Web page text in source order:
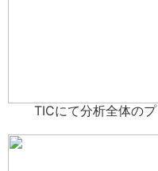
TICにて分析全体の